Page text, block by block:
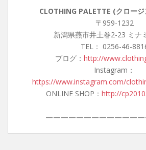
CLOTHING PALETTE (クロー
〒959-1232
新潟県燕市井土巻2-23 ミナ
TEL： 0256-46-
ブログ： http://
Instagram：
https://www.instagram.com/
ONLINE SHOP： http://